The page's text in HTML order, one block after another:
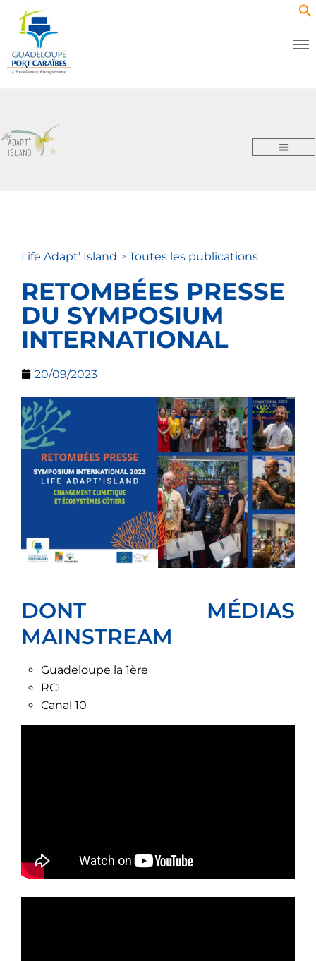
Life Adapt’ Island > Toutes les publications
RETOMBÉES PRESSE
DU SYMPOSIUM
INTERNATIONAL
20/09/2023
DONT MÉDIAS
MAINSTREAM
Guadeloupe la 1ère
RCI
Canal 10